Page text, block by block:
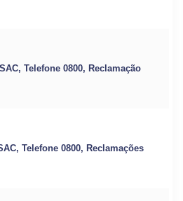
Telefone 0800, Reclamação
Telefone 0800, Reclamações